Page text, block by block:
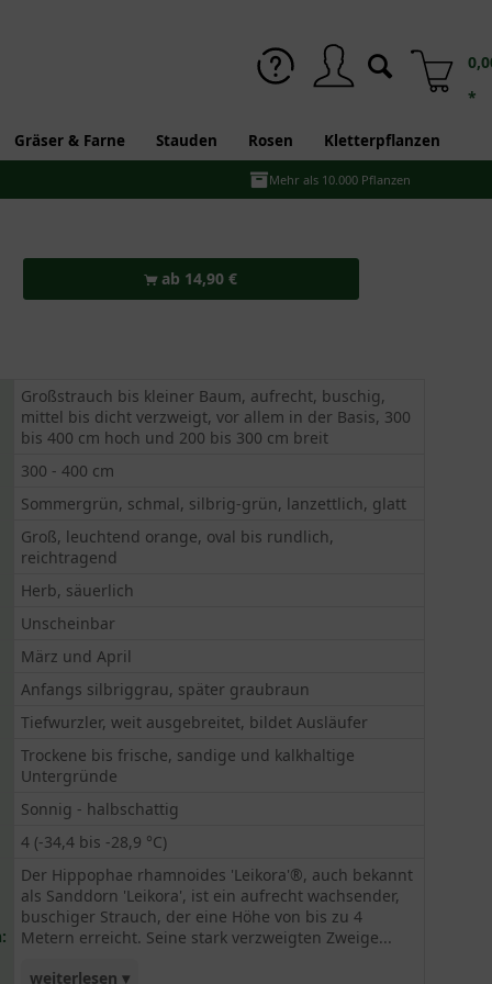
*
Gräser & Farne Stauden Rosen Kletterpflanzen
Mehr als 10.000 Pflanzen
ab 14,90 €
Großstrauch bis kleiner Baum, aufrecht, buschig,
mittel bis dicht verzweigt, vor allem in der Basis, 300
bis 400 cm hoch und 200 bis 300 cm breit
300 - 400 cm
Sommergrün, schmal, silbrig-grün, lanzettlich, glatt
Groß, leuchtend orange, oval bis rundlich,
reichtragend
Herb, säuerlich
Unscheinbar
März und April
Anfangs silbriggrau, später graubraun
Tiefwurzler, weit ausgebreitet, bildet Ausläufer
Trockene bis frische, sandige und kalkhaltige
Untergründe
Sonnig - halbschattig
4 (-34,4 bis -28,9 °C)
Der Hippophae rhamnoides 'Leikora'®, auch bekannt
als Sanddorn 'Leikora', ist ein aufrecht wachsender,
buschiger Strauch, der eine Höhe von bis zu 4
Metern erreicht. Seine stark verzweigten Zweige...
weiterlesen ▾